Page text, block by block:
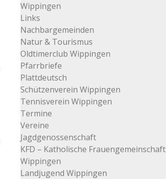
Wippingen
Links
Nachbargemeinden
Natur & Tourismus
Oldtimerclub Wippingen
Pfarrbriefe
Plattdeutsch
Schützenverein Wippingen
Tennisverein Wippingen
Termine
Vereine
Jagdgenossenschaft
KFD – Katholische Frauengemeinschaft
Wippingen
Landjugend Wippingen